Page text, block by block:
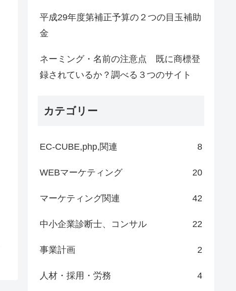
平成29年度第補正予算の２つの目玉補助
金
ネーミング・名前の注意点 既に商標登
録されているか？調べる３つのサイト
カテゴリー
EC-CUBE,php,関連 8
WEBマーケティング 20
マーケティング関連 42
中小企業診断士、コンサル 22
事業計画 2
人材・採用・労務 4